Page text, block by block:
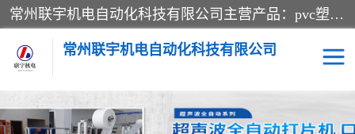
常州联宇机电自动化科技有限公司主营产品：pvc塑料焊机、高频热合机、软膜天花压边机、服装布料凹凸压花机、布料3d压印设备、服装植胶设备、超声波布料花边机、无纺布热合机、全自动压花机。
常州联宇机电自动化科技有限公司